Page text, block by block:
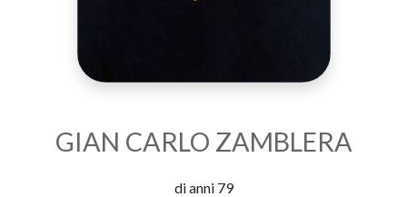
GIAN CARLO ZAMBLERA
di anni 79